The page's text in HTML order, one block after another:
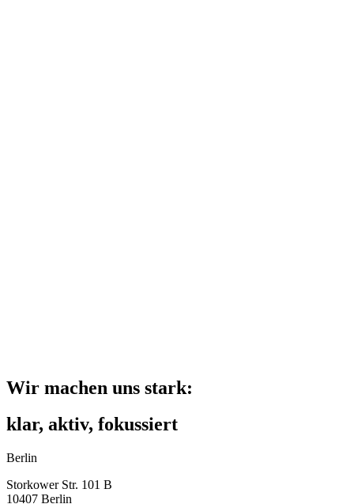
Wir machen uns stark:
klar, aktiv, fokussiert
Berlin
Storkower Str. 101 B
10407 Berlin